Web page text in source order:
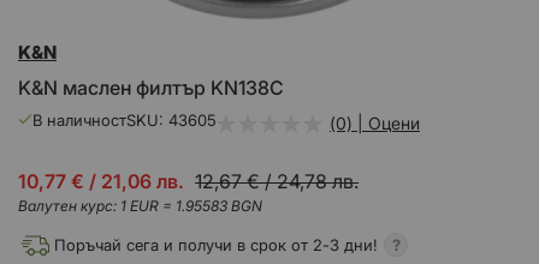
към
на
галерия
K&N маслен филтър KN138C
K&N
В наличностSKU 43605 (0) | Оцени
Промо
цена
10,77 € / 21,06 лв. 12,67 €/24,78 лв.
Валутен курс: 1 EUR = 1.95583 BGN
Поръчай сега и получи в срок от 2-3 дни!